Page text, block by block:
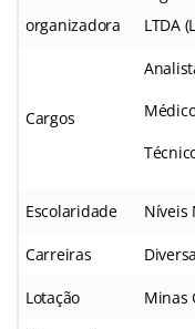
organizadora
LTDA
Cargos
Escolaridade Níveis
Carreiras
Lotação Minas